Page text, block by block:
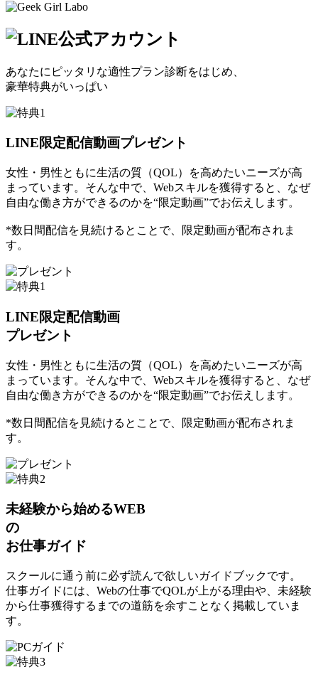
あなたにピッタリな適性プラン診断をはじめ、
豪華特典がいっぱい
LINE限定配信動画プレゼント
女性・男性ともに生活の質（QOL）を高めたいニーズが高
まっています。そんな中で、Webスキルを獲得すると、なぜ
自由な働き方ができるのかを“限定動画”でお伝えします。
*数日間配信を見続けるとことで、限定動画が配布されま
す。
LINE限定配信動画
プレゼント
女性・男性ともに生活の質（QOL）を高めたいニーズが高
まっています。そんな中で、Webスキルを獲得すると、なぜ
自由な働き方ができるのかを“限定動画”でお伝えします。
*数日間配信を見続けるとことで、限定動画が配布されま
す。
未経験から始めるWEB
の
お仕事ガイド
スクールに通う前に必ず読んで欲しいガイドブックです。
仕事ガイドには、Webの仕事でQOLが上がる理由や、未経験
から仕事獲得するまでの道筋を余すことなく掲載していま
す。